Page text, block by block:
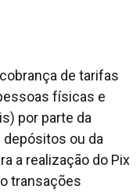
de tarifas
físicas e
por parte da
ou da
a realização do Pix
transações